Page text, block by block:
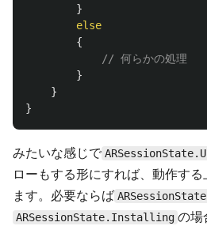
}
else
{
// 何らかの処理
}
}
}
みたいな感じで
ローもする形にすれば、動作す
ます。必要ならば
ARSessionState.Installing の場